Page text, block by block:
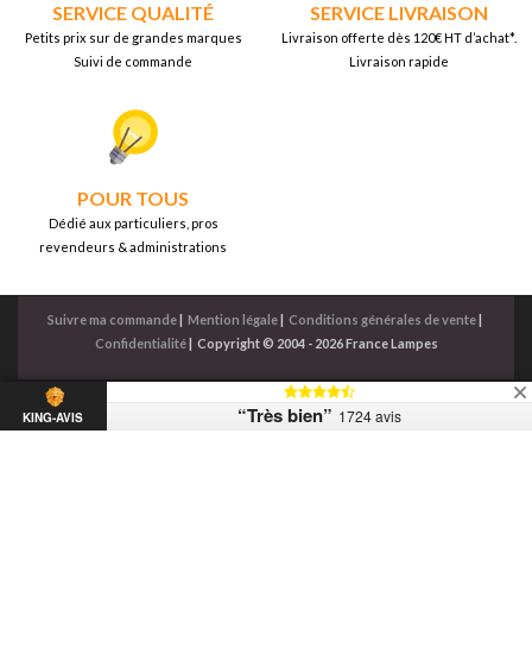
SERVICE QUALITÉ
Petits prix sur de grandes marques
Suivi de commande
SERVICE LIVRAISON
Livraison offerte dès 120€ HT d’achat*.
Livraison rapide
POUR TOUS
Dédié aux particuliers, pros
revendeurs & administrations
Suivre ma commande Mention légale Conditions générales de vente
Confidentialité| Copyright © 2004 - 2026 France Lampes
KING-AVIS “Très bien” 1724 avis